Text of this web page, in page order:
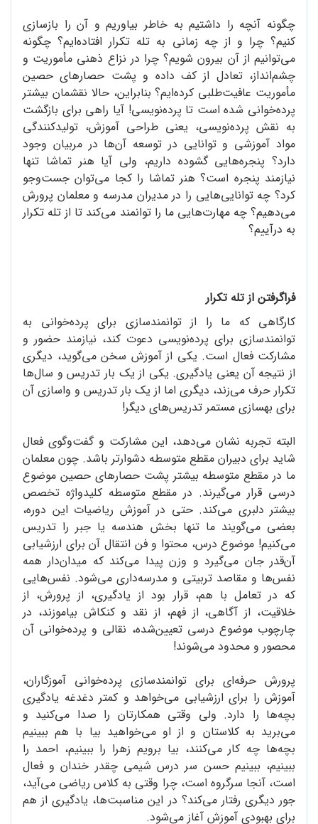
چگونه آنچه را داشتیم به خاطر بیاوریم و آن را بازسازی
کنیم؟ چرا و از چه زمانی به تله تکرار افتاده‌ایم؟ چگونه
می‌توانیم از آن بیرون شویم؟ چرا در نزاع ذهنی مأموریت و
چشم‌انداز، تعادل از کف داده و پشت حصارهای حصین
مأموریت عافیت‌طلبی کرده‌ایم؟ بنابراین، حالا نقشمان بیشتر
پرده‌خوانی شده است تا پرده‌نویسی! آیا راهی برای بازگشت
به نقش پرده‌نویسی، یعنی طراحی آموزش، تولیدکنندگی
مواد آموزشی و توانایی در توسعه آن‌ها در مربیان وجود
دارد؟ پنجره‌هایی گشوده داریم، ولی آیا هنر تماشا تنها
نیازمند پنجره است؟ هنر تماشا را کجا می‌توان جست‌وجو
کرد؟ چه توانایی‌هایی را در مدیران مدرسه و معلمان پرورش
می‌دهیم؟ چه مهارت‌هایی ما را توانمند می‌کند تا از تله تکرار
به درآییم؟
فراگرفتن از تله تکرار
کارگاهی که ما را از توانمندسازی برای پرده‌خوانی به
توانمندسازی برای پرده‌نویسی دعوت کند، نیازمند حضور و
مشارکت فعال است. یکی از آموزش سخن می‌گوید، دیگری
از نتیجه آن یعنی یادگیری. یکی از یک بار تدریس و سال‌ها
تکرار حرف می‌زند، دیگری اما از یک بار تدریس و واسازی آن
برای بهسازی مستمر تدریس‌های دیگر!
البته تجربه نشان می‌دهد، این مشارکت و گفت‌وگوی فعال
شاید برای دبیران مقطع متوسطه دشوارتر باشد. چون معلمان
ما در مقطع متوسطه بیشتر پشت حصارهای حصین موضوع
درسی قرار می‌گیرند. در مقطع متوسطه کلیدواژه تخصص
بیشتر دلبری می‌کند. حتی در آموزش ریاضیات این دوره،
بعضی می‌گویند ما تنها بخش هندسه یا جبر را تدریس
می‌کنیم! موضوع درس، محتوا و فن انتقال آن برای ارزشیابی
آن‌قدر جان می‌گیرد و وزن پیدا می‌کند که میدان‌دار همه
نفس‌ها و مقاصد تربیتی و مدرسه‌داری می‌شود. نفس‌هایی
که در تعامل با هم، قرار بود از یادگیری، از پرورش، از
خلاقیت، از آگاهی، از فهم، از نقد و کنکاش بیاموزند، در
چارچوب موضوع درسی تعیین‌شده، نقالی و پرده‌خوانی آن
محصور و محدود می‌شوند!
پرورش حرفه‌ای برای توانمندسازی پرده‌خوانی آموزگاران،
آموزش را برای ارزشیابی می‌خواهد و کمتر دغدغه یادگیری
بچه‌ها را دارد. ولی وقتی همکارتان را صدا می‌کنید و
می‌برید به کلاستان و از او می‌خواهید بیا با هم ببینیم
بچه‌ها چه کار می‌کنند، بیا برویم زهرا را ببینیم، احمد را
ببینیم، ببینیم حسن سر درس شیمی چقدر خندان و فعال
است، آنجا سرگروه است، چرا وقتی به کلاس ریاضی می‌آید،
جور دیگری رفتار می‌کند؟ در این مناسبت‌ها، یادگیری از هم
برای بهبودی آموزش آغاز می‌شود.